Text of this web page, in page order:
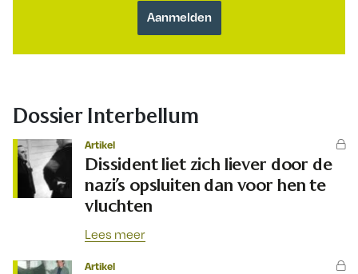
Dossier Interbellum
Artikel
Dissident liet zich liever door de
nazi’s opsluiten dan voor hen te
vluchten
Lees meer
Artikel